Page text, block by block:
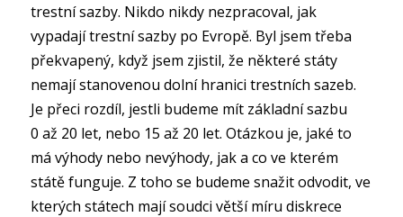
trestní sazby. Nikdo nikdy nezpracoval, jak
vypadají trestní sazby po Evropě. Byl jsem třeba
překvapený, když jsem zjistil, že některé státy
nemají stanovenou dolní hranici trestních sazeb.
Je přeci rozdíl, jestli budeme mít základní sazbu
0 až 20 let, nebo 15 až 20 let. Otázkou je, jaké to
má výhody nebo nevýhody, jak a co ve kterém
státě funguje. Z toho se budeme snažit odvodit, ve
kterých státech mají soudci větší míru diskrece